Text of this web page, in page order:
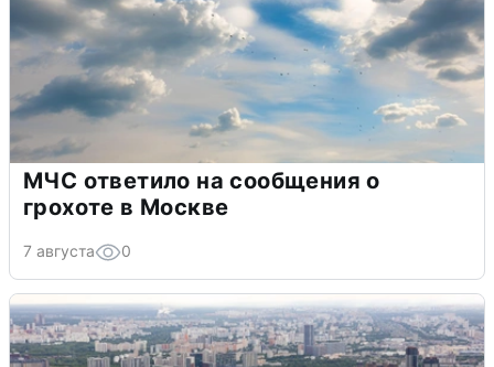
МЧС ответило на сообщения о
грохоте в Москве
7 августа 0